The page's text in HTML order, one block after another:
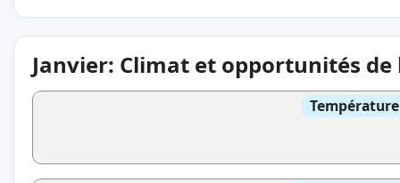
Janvier: Climat et opportunités de